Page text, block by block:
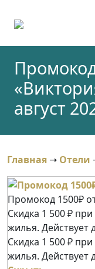
август
Главная ➝ Отели
Промокод 1500₽
Скидка 1 500 ₽
жилья. Действует
Скидка 1 500 ₽
жилья. Действует